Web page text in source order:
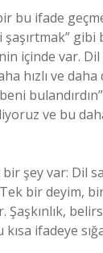
bu ifade
şaşırtmak” gibi
içinde var. Dil
hızlı ve
ve bu
şey var: Dil
bir deyim,
Şaşkınlık,
ifadeye